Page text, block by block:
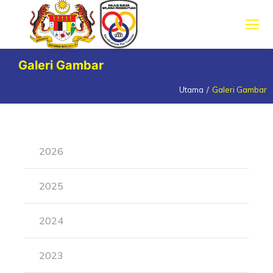
Galeri Gambar
Utama Galeri Gambar
2026
2025
2024
2023